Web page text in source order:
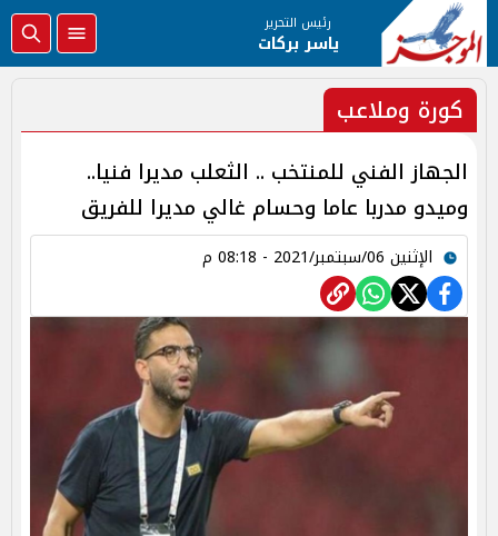
رئيس التحرير
ياسر بركات
كورة وملاعب
الجهاز الفني للمنتخب .. الثعلب مديرا فنيا..
وميدو مدربا عاما وحسام غالي مديرا للفريق
الإثنين 06/سبتمبر/2021 - 08:18 م